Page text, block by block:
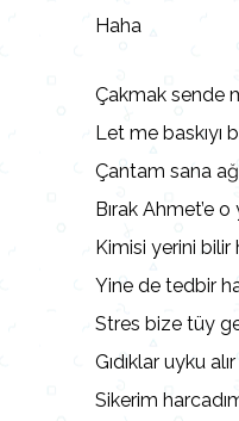
Haha
Çakmak sende
Let me baskıyı
Çantam sana
Bırak Ahmet’e o
Kimisi yerini bilir
Yine de tedbir
Stres bize tüy
Gıdıklar uyku alır
Sikerim